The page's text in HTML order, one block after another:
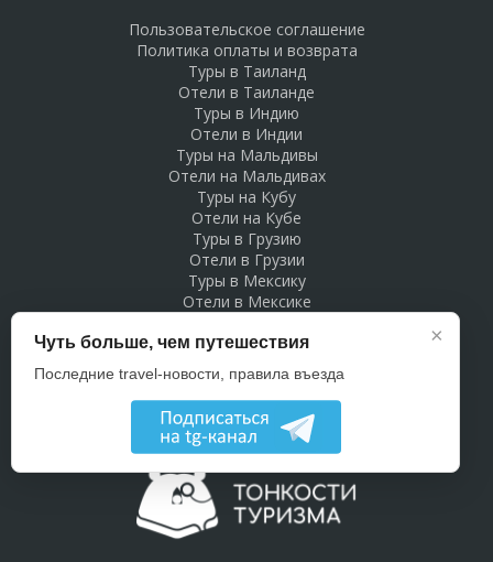
Пользовательское соглашение
Политика оплаты и возврата
Туры в Таиланд
Отели в Таиланде
Туры в Индию
Отели в Индии
Туры на Мальдивы
Отели на Мальдивах
Туры на Кубу
Отели на Кубе
Туры в Грузию
Отели в Грузии
Туры в Мексику
Отели в Мексике
Отели в Доминикане
Отели в Беларуси
Рекламодателям
×
Чуть больше, чем путешествия
Последние travel-новости, правила въезда